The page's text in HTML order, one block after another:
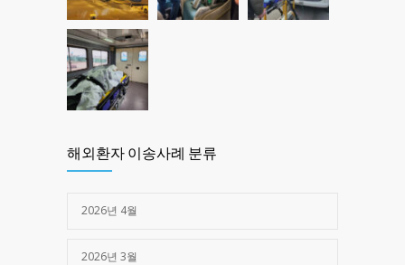
해외환자 이송사례 분류
2026년 4월
2026년 3월